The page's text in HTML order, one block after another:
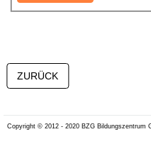
Copyright © 2012 - 2020 BZG Bildungszentrum